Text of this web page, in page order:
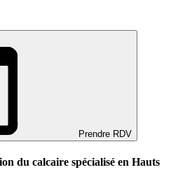
Prendre RDV
du calcaire spécialisé en Hauts